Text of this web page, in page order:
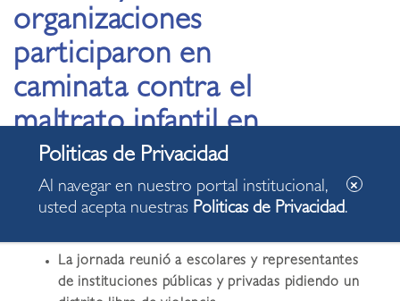
organizaciones
participaron en
caminata contra el
maltrato infantil en
Miraflores
25.04.2025
La jornada reunió a escolares y representantes
de instituciones públicas y privadas pidiendo un
Al navegar en nuestro portal institucional,
usted acepta nuestras Politicas de Privacidad.